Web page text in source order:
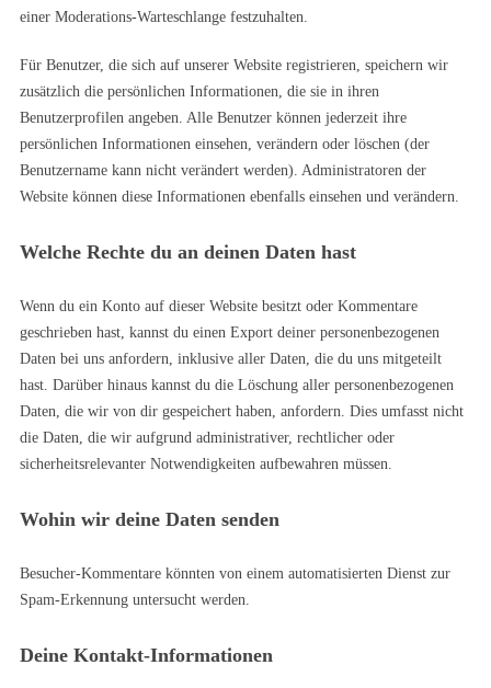
einer Moderations-Warteschlange festzuhalten.
Für Benutzer, die sich auf unserer Website registrieren, speichern wir
zusätzlich die persönlichen Informationen, die sie in ihren
Benutzerprofilen angeben. Alle Benutzer können jederzeit ihre
persönlichen Informationen einsehen, verändern oder löschen (der
Benutzername kann nicht verändert werden). Administratoren der
Website können diese Informationen ebenfalls einsehen und verändern.
Welche Rechte du an deinen Daten hast
Wenn du ein Konto auf dieser Website besitzt oder Kommentare
geschrieben hast, kannst du einen Export deiner personenbezogenen
Daten bei uns anfordern, inklusive aller Daten, die du uns mitgeteilt
hast. Darüber hinaus kannst du die Löschung aller personenbezogenen
Daten, die wir von dir gespeichert haben, anfordern. Dies umfasst nicht
die Daten, die wir aufgrund administrativer, rechtlicher oder
sicherheitsrelevanter Notwendigkeiten aufbewahren müssen.
Wohin wir deine Daten senden
Besucher-Kommentare könnten von einem automatisierten Dienst zur
Spam-Erkennung untersucht werden.
Deine Kontakt-Informationen